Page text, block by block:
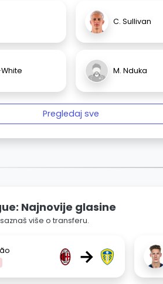
C. Sullivan
M. Nduka
Pregledaj sve
Najnovije glasine
više o transferu.
→